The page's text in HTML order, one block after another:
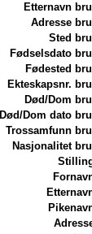
Etternavn
Adresse
Sted
Fødselsdato
Fødested
Ekteskapsnr.
Død/Dom
Død/Dom dato
Trossamfunn
Nasjonalitet